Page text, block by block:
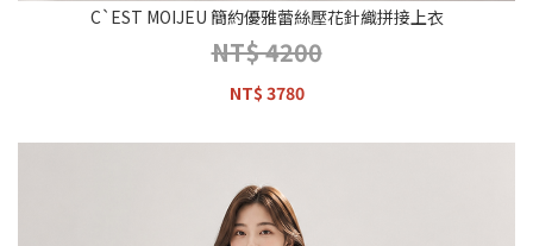
C`EST MOIJEU 簡約優雅蕾絲壓花針織拼接上衣
NT$ 4200
NT$ 3780